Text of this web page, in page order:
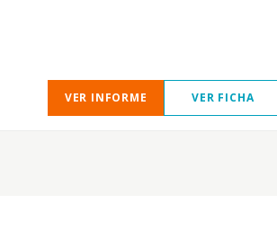
VER INFORME VER FICHA